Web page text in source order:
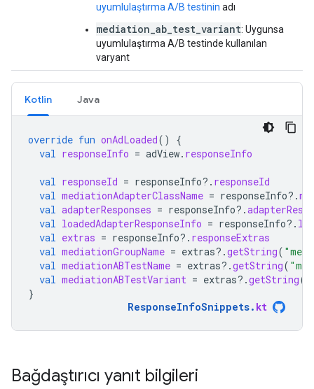
uyumlulaştırma A/B testinin adı
mediation_ab_test_variant: Uygunsa
uyumlulaştırma A/B testinde kullanılan
varyant
Kotlin Java
override fun onAdLoaded()
{
val responseInfo = adView. responseInfo
val responseId = responseInfo?. responseId
val mediationAdapterClassName = responseInfo?.
val adapterResponses = responseInfo?.
val loadedAdapterResponseInfo = responseInfo?.
val extras = responseInfo?. responseExtras
val mediationGroupName = extras?.getString(
val mediationABTestName = extras?.getString(
val mediationABTestVariant = extras?.getString(
}
ResponseInfoSnippets. kt
Bağdaştırıcı yanıt bilgileri